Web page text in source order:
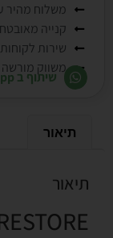
משלוח מהיר עד 3 ימי
קנייה
שירות לקוחות
משווק מורשה
שיתוף ב WhatsApp
תיאור
תיאור